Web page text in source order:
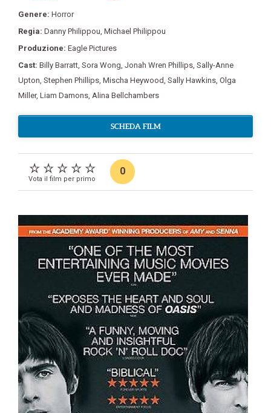
Genere: Horror
Regia: Danny Philippou Michael Philippou
Produzione: Eagle Pictures
Cast: Billy Barratt Sora Wong Jonah Wren Phillips Sally-Anne
Upton Stephen Phillips Mischa Heywood Sally Hawkins Olga
Miller, Liam Damons Alina Bellchambers
SCHEDA FILM
Vota il film per primo
0